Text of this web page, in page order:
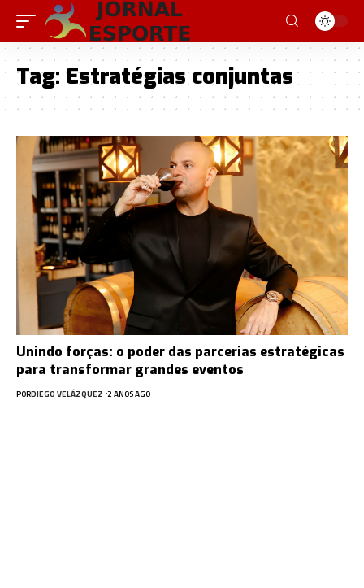
Tag: Estratégias conjuntas
Unindo forças: o poder das parcerias estratégicas
para transformar grandes eventos
PORDIEGO VELÁZQUEZ 2 ANOS AGO